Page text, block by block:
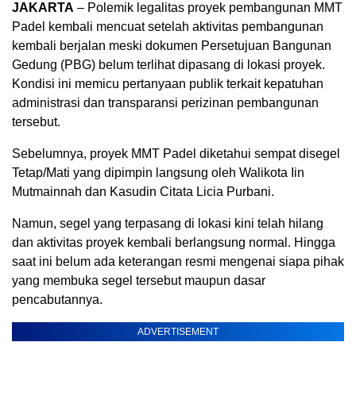
JAKARTA – Polemik legalitas proyek pembangunan MMT
Padel kembali mencuat setelah aktivitas pembangunan
kembali berjalan meski dokumen Persetujuan Bangunan
Gedung (PBG) belum terlihat dipasang di lokasi proyek.
Kondisi ini memicu pertanyaan publik terkait kepatuhan
administrasi dan transparansi perizinan pembangunan
tersebut.
Sebelumnya, proyek MMT Padel diketahui sempat disegel
Tetap/Mati yang dipimpin langsung oleh Walikota Iin
Mutmainnah dan Kasudin Citata Licia Purbani.
Namun, segel yang terpasang di lokasi kini telah hilang
dan aktivitas proyek kembali berlangsung normal. Hingga
saat ini belum ada keterangan resmi mengenai siapa pihak
yang membuka segel tersebut maupun dasar
pencabutannya.
ADVERTISEMENT